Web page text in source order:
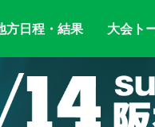
方日程・結果 大会ト